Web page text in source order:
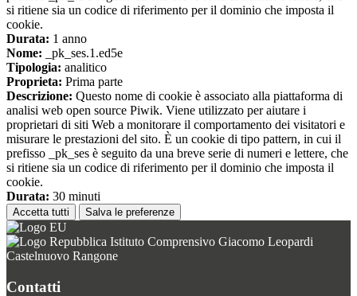
si ritiene sia un codice di riferimento per il dominio che imposta il
cookie.
Durata: 1 anno
Nome: _pk_ses.1.ed5e
Tipologia: analitico
Proprieta: Prima parte
Descrizione: Questo nome di cookie è associato alla piattaforma di
analisi web open source Piwik. Viene utilizzato per aiutare i
proprietari di siti Web a monitorare il comportamento dei visitatori e
misurare le prestazioni del sito. È un cookie di tipo pattern, in cui il
prefisso _pk_ses è seguito da una breve serie di numeri e lettere, che
si ritiene sia un codice di riferimento per il dominio che imposta il
cookie.
Durata: 30 minuti
Accetta tutti Salva le preferenze
Istituto Comprensivo Giacomo Leopardi
Castelnuovo Rangone
Contatti